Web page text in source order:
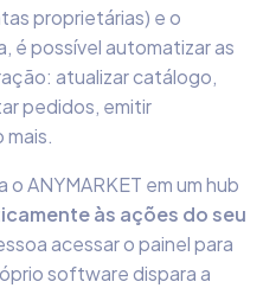
proprietárias) e o
é possível automatizar as
atualizar catálogo,
pedidos, emitir
ANYMARKET em um hub
às ações do seu
acessar o painel para
software dispara a